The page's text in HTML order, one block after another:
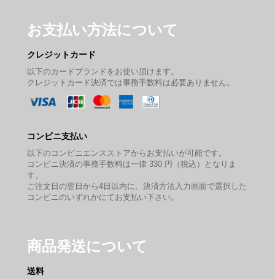
お支払い方法について
クレジットカード
以下のカードブランドをお使い頂けます。
クレジットカード決済では事務手数料は必要ありません。
コンビニ支払い
以下のコンビニエンスストアからお支払いが可能です。
コンビニ決済の事務手数料は一律 330 円（税込）となりま
す。
ご注文日の翌日から4日以内に、決済方法入力画面で選択した
コンビニのいずれかにてお支払い下さい。
商品発送について
送料